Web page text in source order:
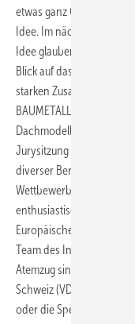
etwas ganz Großem,
Idee. Im nächsten Schritt
Idee glauben – und
Blick auf das Metalldach-
starken Zusammenhalt
BAUMETALL-
Dachmodelle quer durch
Jurysitzung
diverser
Wettbewerbe bzw.
enthusiastisch
Europäisches Klempner-
Team des
Atemzug sind aber auch
Schweiz (VDSS), die
oder die